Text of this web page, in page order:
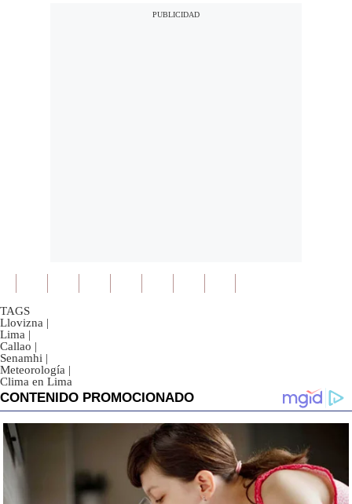
TAGS
Llovizna |
Lima |
Callao |
Senamhi |
Meteorología |
Clima en Lima